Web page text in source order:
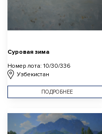
Суровая зима
Номер лота: 10/30/336
Узбекистан
ПОДРОБНЕЕ